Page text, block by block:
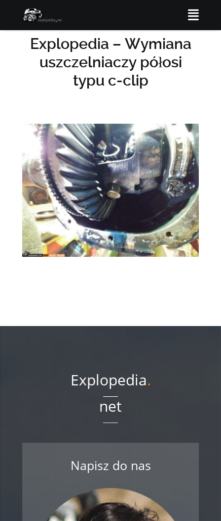
Explopedia – Wymiana
uszczelniaczy półosi
typu c-clip
Explopedia.
net
Napisz do nas